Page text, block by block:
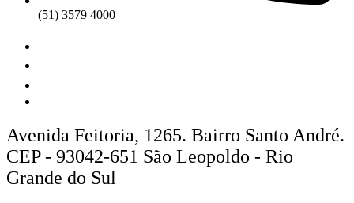
(51) 3579 4000
Avenida Feitoria, 1265. Bairro Santo André.
CEP - 93042-651 São Leopoldo - Rio
Grande do Sul